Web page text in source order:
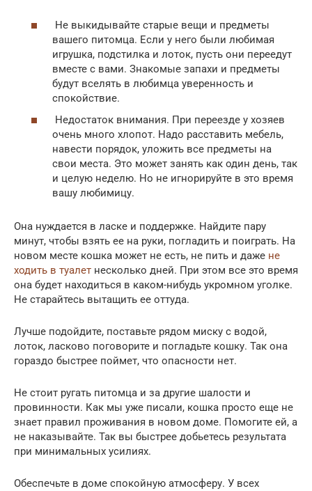
Не выкидывайте старые вещи и предметы
вашего питомца. Если у него были любимая
игрушка, подстилка и лоток, пусть они переедут
вместе с вами. Знакомые запахи и предметы
будут вселять в любимца уверенность и
спокойствие.
Недостаток внимания. При переезде у хозяев
очень много хлопот. Надо расставить мебель,
навести порядок, уложить все предметы на
свои места. Это может занять как один день, так
и целую неделю. Но не игнорируйте в это время
вашу любимицу.
Она нуждается в ласке и поддержке. Найдите пару
минут, чтобы взять ее на руки, погладить и поиграть. На
новом месте кошка может не есть, не пить и даже не
ходить в туалет несколько дней. При этом все это время
она будет находиться в каком-нибудь укромном уголке.
Не старайтесь вытащить ее оттуда.
Лучше подойдите, поставьте рядом миску с водой,
лоток, ласково поговорите и погладьте кошку. Так она
гораздо быстрее поймет, что опасности нет.
Не стоит ругать питомца и за другие шалости и
провинности. Как мы уже писали, кошка просто еще не
знает правил проживания в новом доме. Помогите ей, а
не наказывайте. Так вы быстрее добьетесь результата
при минимальных усилиях.
Обеспечьте в доме спокойную атмосферу. У всех